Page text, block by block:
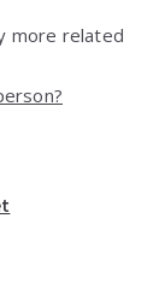
more related